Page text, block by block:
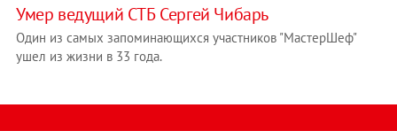
Умер ведущий СТБ Сергей Чибарь
Один из самых запоминающихся участников "МастерШеф"
ушел из жизни в 33 года.